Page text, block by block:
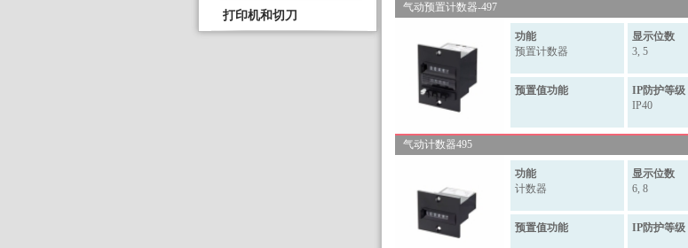
打印机和切刀
气动预置计数器-497
功能
预置计数器
显示位数
3, 5
预置值功能
IP防护等级
IP40
气动计数器495
功能
计数器
显示位数
6, 8
预置值功能
IP防护等级